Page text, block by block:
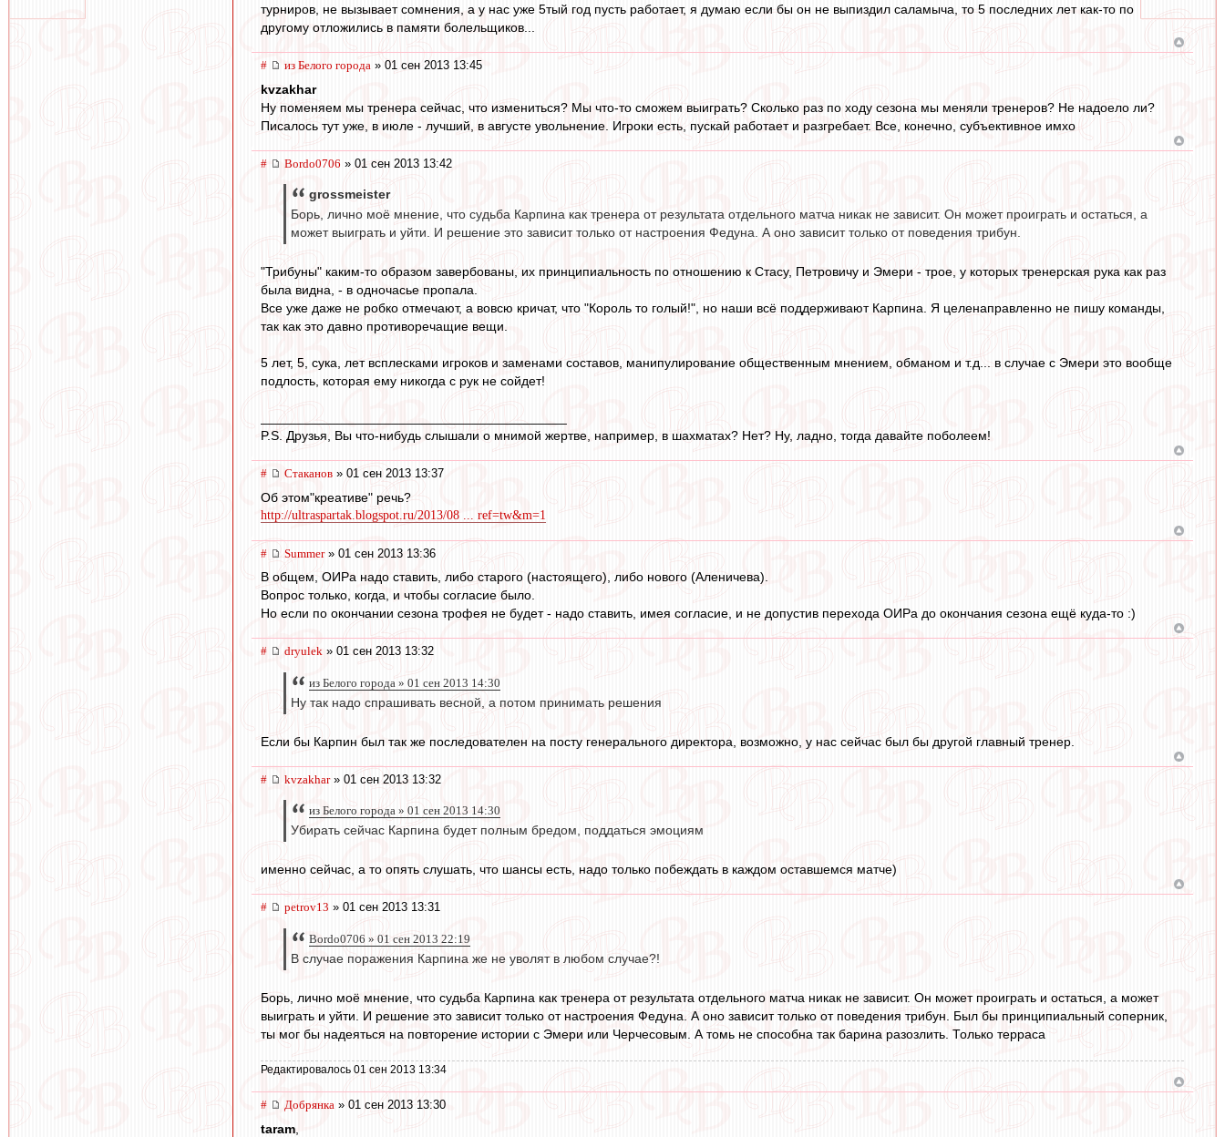
турниров, не вызывает сомнения, а у нас уже 5тый год пусть работает, я думаю если бы он не выпиздил саламыча, то 5 последних лет как-то по
другому отложились в памяти болельщиков...
# из Белого города » 01 сен 2013 13:45
kvzakhar
Ну поменяем мы тренера сейчас, что измениться? Мы что-то сможем выиграть? Сколько раз по ходу сезона мы меняли тренеров? Не надоело ли?
Писалось тут уже, в июле - лучший, в августе увольнение. Игроки есть, пускай работает и разгребает. Все, конечно, субъективное имхо
# Bordo0706 » 01 сен 2013 13:42
grossmeister
Борь, лично моё мнение, что судьба Карпина как тренера от результата отдельного матча никак не зависит. Он может проиграть и остаться, а
может выиграть и уйти. И решение это зависит только от настроения Федуна. А оно зависит только от поведения трибун.
"Трибуны" каким-то образом завербованы, их принципиальность по отношению к Стасу, Петровичу и Эмери - трое, у которых тренерская рука как раз
была видна, - в одночасье пропала.
Все уже даже не робко отмечают, а вовсю кричат, что "Король то голый!", но наши всё поддерживают Карпина. Я целенаправленно не пишу команды,
так как это давно противоречащие вещи.
5 лет, 5, сука, лет всплесками игроков и заменами составов, манипулирование общественным мнением, обманом и т.д... в случае с Эмери это вообще
подлость, которая ему никогда с рук не сойдет!
P.S. Друзья, Вы что-нибудь слышали о мнимой жертве, например, в шахматах? Нет? Ну, ладно, тогда давайте поболеем!
# Cтаканов » 01 сен 2013 13:37
Об этом"креативе" речь?
http://ultraspartak.blogspot.ru/2013/08 ... ref=tw&m=1
# Summer» 01 сен 2013 13:36
В общем, ОИРа надо ставить, либо старого (настоящего), либо нового (Аленичева).
Вопрос только, когда, и чтобы согласие было.
Но если по окончании сезона трофея не будет - надо ставить, имея согласие, и не допустив перехода ОИРа до окончания сезона ещё куда-то :)
# dryulek » 01 сен 2013 13:32
из Белого города » 01 сен 2013 14:30
Ну так надо спрашивать весной, а потом принимать решения
Если бы Карпин был так же последователен на посту генерального директора, возможно, у нас сейчас был бы другой главный тренер.
# kvzakhar» 01 сен 2013 13:32
из Белого города » 01 сен 2013 14:30
Убирать сейчас Карпина будет полным бредом, поддаться эмоциям
именно сейчас, а то опять слушать, что шансы есть, надо только побеждать в каждом оставшемся матче)
# petrov13 » 01 сен 2013 13:31
Bordo0706 » 01 сен 2013 22:19
В случае поражения Карпина же не уволят в любом случае?!
Борь, лично моё мнение, что судьба Карпина как тренера от результата отдельного матча никак не зависит. Он может проиграть и остаться, а может
выиграть и уйти. И решение это зависит только от настроения Федуна. А оно зависит только от поведения трибун. Был бы принципиальный соперник,
ты мог бы надеяться на повторение истории с Эмери или Черчесовым. А томь не способна так барина разозлить. Только терраса
Редактировалось 01 сен 2013 13:34
# Добрянка » 01 сен 2013 13:30
taram